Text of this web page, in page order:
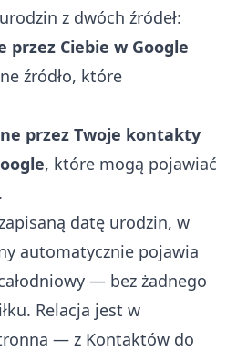
z dwóch źródeł:
przez Ciebie w Google
źródło, które
przez Twoje kontakty
, które mogą pojawiać
datę urodzin, w
automatycznie pojawia
— bez żadnego
Relacja jest w
— z Kontaktów do